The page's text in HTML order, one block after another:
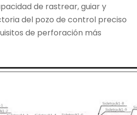
de rastrear, guiar y
del pozo de control preciso
de perforación más